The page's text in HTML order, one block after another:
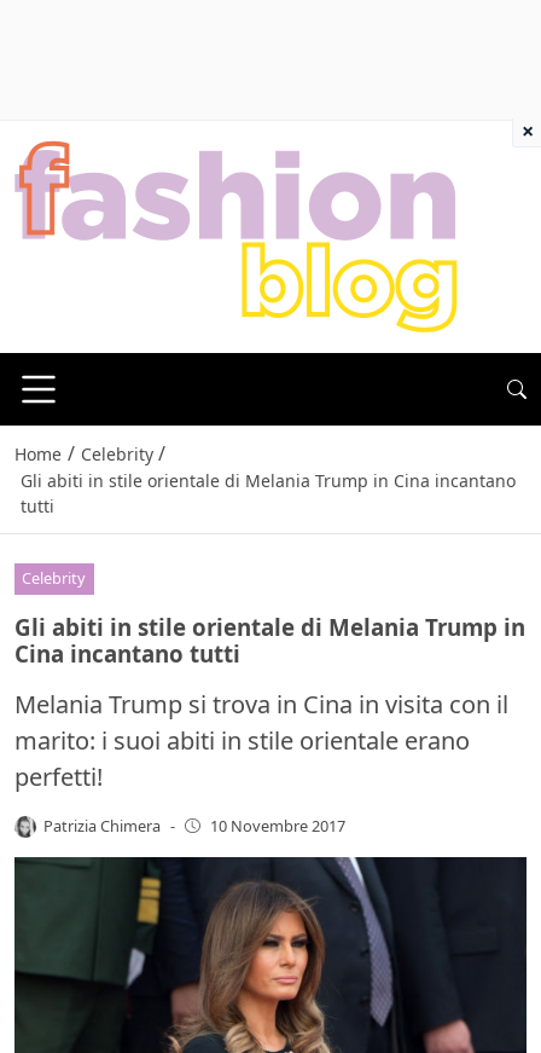
Home / Celebrity /
Gli abiti in stile orientale di Melania Trump in Cina incantano
tutti
Celebrity
Gli abiti in stile orientale di Melania Trump in
Cina incantano tutti
Melania Trump si trova in Cina in visita con il
marito: i suoi abiti in stile orientale erano
perfetti!
Patrizia Chimera - 10 Novembre 2017
×